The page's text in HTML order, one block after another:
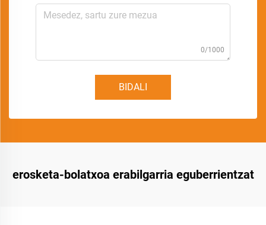
0/1000
BIDALI
erosketa-bolatxoa erabilgarria eguberrientzat